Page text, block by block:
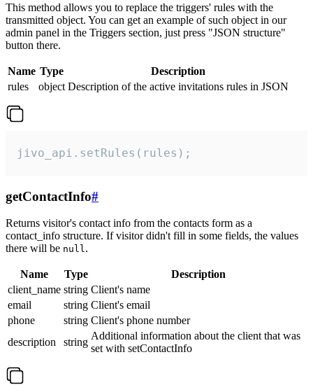
This method allows you to replace the triggers' rules with the
transmitted object. You can get an example of such object in our
admin panel in the Triggers section, just press "JSON structure"
button there.
Name Type
Description
rules
object Description of the active invitations rules in JSON
jivo_api.setRules(rules);
getContactInfo#
Returns visitor's contact info from the contacts form as a
contact_info structure. If visitor didn't fill in some fields, the values
there will be null.
Name Type
Description
client_name string Client's name
email
string Client's email
phone
string Client's phone number
description
string
Additional information about the client that was
set with setContactInfo